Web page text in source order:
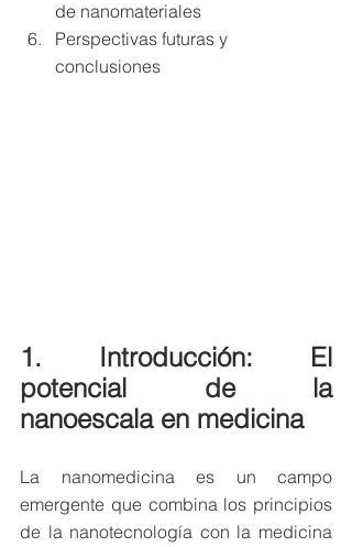
de nanomateriales
Perspectivas futuras y
conclusiones
1. Introducción: El
potencial de la
nanoescala en medicina
La nanomedicina es un campo
emergente que combina los principios
de la nanotecnología con la medicina